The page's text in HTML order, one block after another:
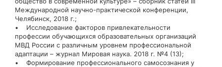
Международной научно-практической конференции,
Челябинск, 2018 г.;
• Исследование факторов привлекательности
профессии обучающихся образовательных организаций
МВД России с различным уровнем профессиональной
адаптации – журнал Мировая наука. 2018 г. №4 (13);
• Формирование профессионального самосознания у